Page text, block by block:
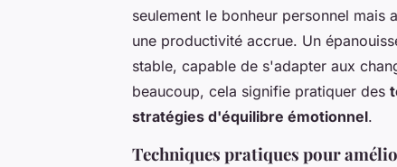
seulement le bonheur personnel mais
une productivité accrue. Un
stable, capable de s'adapter aux
beaucoup, cela signifie pratiquer des
stratégies d'équilibre émotionnel.
Techniques pratiques pour